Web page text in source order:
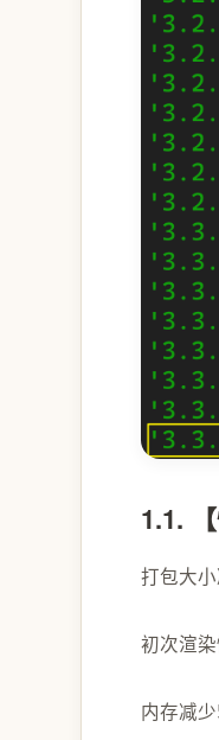
1.1.
打包大
初次渲
内存减少